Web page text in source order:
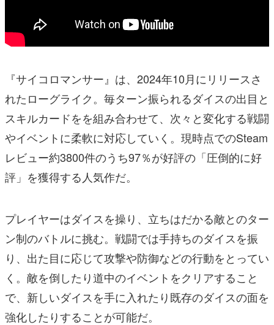
『サイコロマンサー』は、2024年10月にリリースさ
れたローグライク。毎ターン振られるダイスの出目と
スキルカードをを組み合わせて、次々と変化する戦闘
やイベントに柔軟に対応していく。現時点でのSteam
レビュー約3800件のうち97％が好評の「圧倒的に好
評」を獲得する人気作だ。
プレイヤーはダイスを操り、立ちはだかる敵とのター
ン制のバトルに挑む。戦闘では手持ちのダイスを振
り、出た目に応じて攻撃や防御などの行動をとってい
く。敵を倒したり道中のイベントをクリアすること
で、新しいダイスを手に入れたり既存のダイスの面を
強化したりすることが可能だ。